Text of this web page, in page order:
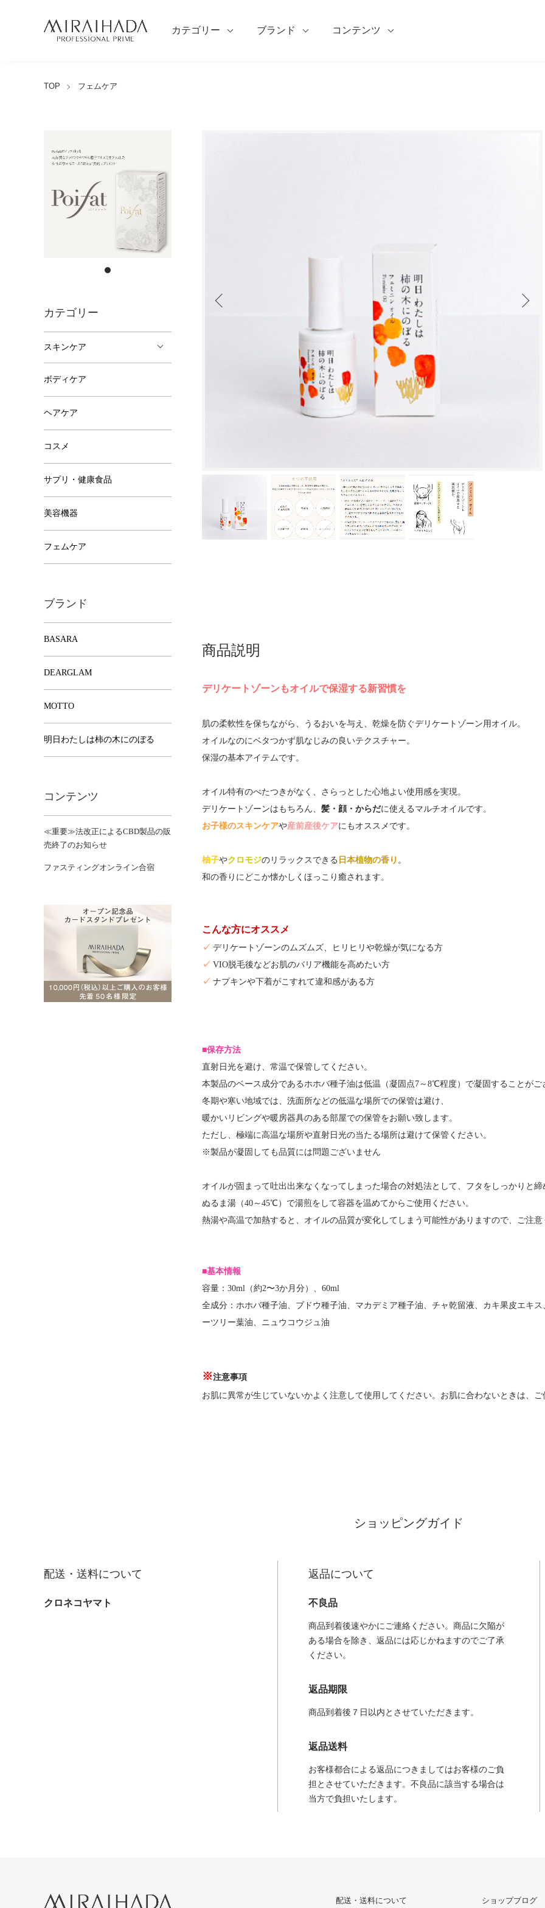
カテゴリー ブランド コンテンツ
TOP フェムケア
商品説明
デリケートゾーンもオイルで保湿する新習慣を
肌の柔軟性を保ちながら、うるおいを与え、乾燥を防ぐデリケートゾーン用オイル。
オイルなのにベタつかず肌なじみの良いテクスチャー。
保湿の基本アイテムです。
オイル特有のべたつきがなく、さらっとした心地よい使用感を実現。
デリケートゾーンはもちろん、 髪・顔・からだに使えるマルチオイルです。
お子様のスキンケアや産前産後ケアにもオススメです。
柚子やクロモジのリラックスできる 日本植物の香り 。
和の香りにどこか懐かしくほっこり癒されます。
こんな方にオススメ
✓ デリケートゾーンのムズムズ、ヒリヒリや乾燥が気になる方
✓ VIO脱毛後などお肌のバリア機能を高めたい方
✓ ナプキンや下着がこすれて違和感がある方
■保存方法
直射日光を避け、常温で保管してください。
本製品のベース成分であるホホバ種子油は低温（凝固点7～8℃程度）で凝固することがご
冬期や寒い地域では、洗面所などの低温な場所での保管は避け、
暖かいリビングや暖房器具のある部屋での保管をお願い致します。
ただし、極端に高温な場所や直射日光の当たる場所は避けて保管ください。
※製品が凝固しても品質には問題ございません
オイルが固まって吐出出来なくなってしまった場合の対処法として、フタをしっかりと締
ぬるま湯（40～45℃）で湯煎をして容器を温めてからご使用ください。
熱湯や高温で加熱すると、オイルの品質が変化してしまう可能性がありますので、ご注意
■基本情報
容量：30ml（約2〜3か月分）、60ml
全成分：ホホバ種子油、ブドウ種子油、マカデミア種子油、チャ乾留液、カキ果皮エキ
ーツリー葉油、ニュウコウジュ油
※注意事項
お肌に異常が生じていないかよく注意して使用してください。お肌に合わないときは、ご
カテゴリー
スキンケア
ボディケア
ヘアケア
コスメ
サプリ・健康食品
美容機器
フェムケア
ブランド
BASARA
DEARGLAM
MOTTO
明日わたしは柿の木にのぼる
コンテンツ
≪重要≫法改正によるCBD製品の販
売終了のお知らせ
ファスティングオンライン合宿
ショッピングガイド
配送・送料について
クロネコヤマト
返品について
不良品
商品到着後速やかにご連絡ください。商品に欠陥が
ある場合を除き、返品には応じかねますのでご了承
ください。
返品期限
商品到着後７日以内とさせていただきます。
返品送料
お客様都合による返品につきましてはお客様のご負
担とさせていただきます。不良品に該当する場合は
当方で負担いたします。
配送・送料について ショップブログ